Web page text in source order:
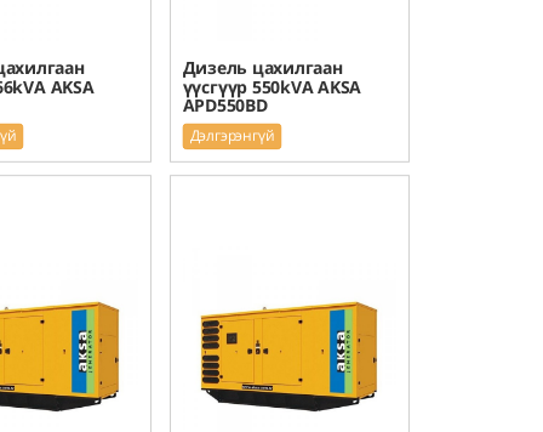
AKSA
Дизель цахилгаан
үүсгүүр 550kVA AKSA
APD550BD
Дэлгэрэнгүй